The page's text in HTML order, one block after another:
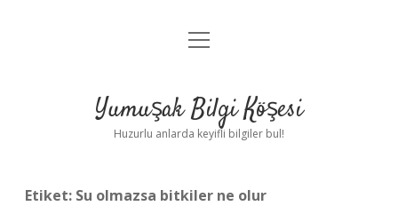
Anasayfa
Yasal Uyarı
menüyü
Yumuşak Bilgi Köşesi
Huzurlu anlarda keyifli bilgiler bul!
Etiket: Su olmazsa bitkiler ne olur